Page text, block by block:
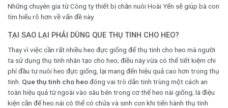
Những chuyên gia từ Công ty thiết bị chăn nuôi Hoài Yến sẽ giúp bà con
tìm hiểu rõ hơn về vấn đề này.
TẠI SAO LẠI PHẢI DÙNG QUE THỤ TINH CHO HEO?
Thay vì việc cần rất nhiều heo đực giống để thụ tinh cho heo mà người
ta sử dụng thụ tinh nhân tạo cho heo; điều này vừa có thể tiết kiệm chi
phí đầu tư nuôi heo đực giống, lại mang đến hiệu quả cao hơn trong thụ
tinh. Que thụ tinh cho heođóng vai trò dẫn tinh trùng một cách an
toàn hiệu quả từ ngoài vào sâu bên trong cơ thể heo nái giống; là điệu
kiện cần để heo nái có thể có chửa và sinh con khi tiến hành thụ tinh